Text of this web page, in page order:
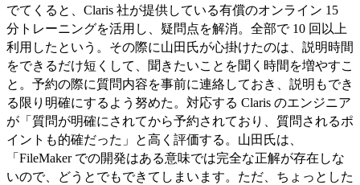
でてくると、Claris 社が提供している有償のオンライン 15
分トレーニングを活用し、疑問点を解消。全部で 10 回以上
利用したという。その際に山田氏が心掛けたのは、説明時間
をできるだけ短くして、聞きたいことを聞く時間を増やすこ
と。予約の際に質問内容を事前に連絡しておき、説明もでき
る限り明確にするよう努めた。対応する Claris のエンジニア
が「質問が明確にされてから予約されており、質問されるポ
イントも的確だった」と高く評価する。山田氏は、
「FileMaker での開発はある意味では完全な正解が存在しな
いので、どうとでもできてしまいます。ただ、ちょっとした